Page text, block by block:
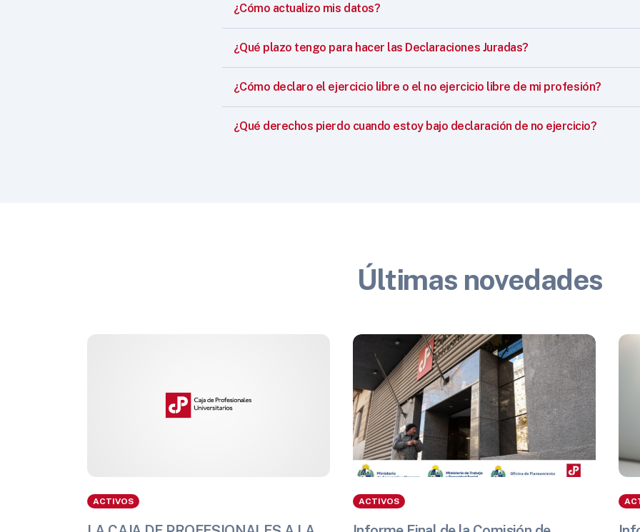
¿Cómo actualizo mis datos?
¿Qué plazo tengo para hacer las Declaraciones Juradas?
¿Cómo declaro el ejercicio libre o el no ejercicio libre de mi profesión?
¿Qué derechos pierdo cuando estoy bajo declaración de no ejercicio?
Últimas novedades
ACTIVOS ACTIVOS